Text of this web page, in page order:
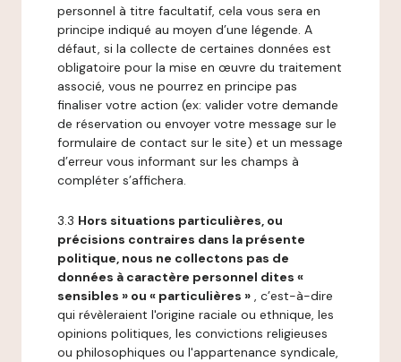
personnel à titre facultatif, cela vous sera en
principe indiqué au moyen d’une légende. A
défaut, si la collecte de certaines données est
obligatoire pour la mise en œuvre du traitement
associé, vous ne pourrez en principe pas
finaliser votre action (ex: valider votre demande
de réservation ou envoyer votre message sur le
formulaire de contact sur le site) et un message
d’erreur vous informant sur les champs à
compléter s’affichera.
3.3 Hors situations particulières, ou
précisions contraires dans la présente
politique, nous ne collectons pas de
données à caractère personnel dites «
sensibles » ou « particulières » , c’est-à-dire
qui révèleraient l'origine raciale ou ethnique, les
opinions politiques, les convictions religieuses
ou philosophiques ou l'appartenance syndicale,